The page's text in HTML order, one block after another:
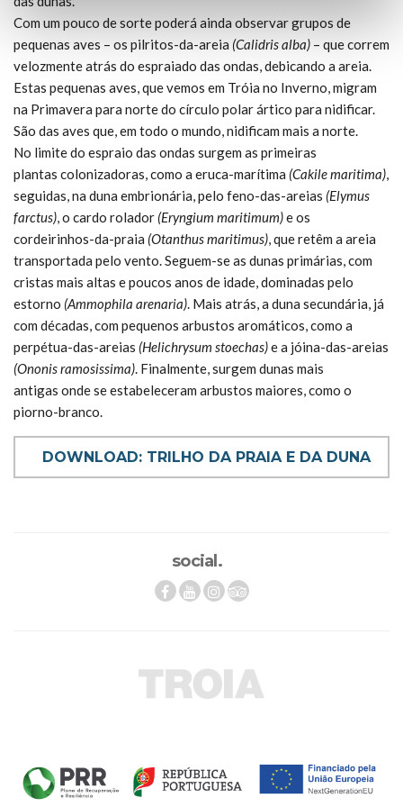
Com um pouco de sorte poderá ainda observar grupos de
pequenas aves – os pilritos-da-areia (Calidris alba) – que correm
velozmente atrás do espraiado das ondas, debicando a areia.
Estas pequenas aves, que vemos em Tróia no Inverno, migram
na Primavera para norte do círculo polar ártico para nidificar.
São das aves que, em todo o mundo, nidificam mais a norte.
No limite do espraio das ondas surgem as primeiras
plantas colonizadoras, como a eruca-marítima (Cakile maritima),
seguidas, na duna embrionária, pelo feno-das-areias (Elymus
farctus), o cardo rolador (Eryngium maritimum)e os
cordeirinhos-da-praia (Otanthus maritimus), que retêm a areia
transportada pelo vento. Seguem-se as dunas primárias, com
cristas mais altas e poucos anos de idade, dominadas pelo
estorno (Ammophila arenaria). Mais atrás, a duna secundária, já
com décadas, com pequenos arbustos aromáticos, como a
perpétua-das-areias (Helichrysum stoechas)e a jóina-das-areias
(Ononis ramosissima). Finalmente, surgem dunas mais
antigas onde se estabeleceram arbustos maiores, como o
piorno-branco.
DOWNLOAD: TRILHO DA PRAIA E DA DUNA
social.